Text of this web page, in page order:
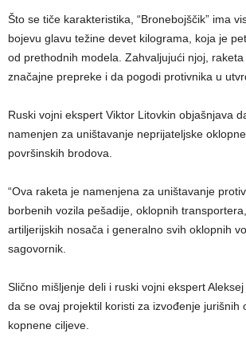
Što se tiče karakteristika, “Bronebojščik” ima
bojevu glavu težine devet kilograma, koja je
od prethodnih modela. Zahvaljujući njoj,
značajne prepreke i da pogodi protivnika u
Ruski vojni ekspert Viktor Litovkin objašnjava
namenjen za uništavanje neprijateljske
površinskih brodova.
“Ova raketa je namenjena za uništavanje
borbenih vozila pešadije, oklopnih
artiljerijskih nosača i generalno svih oklopnih
sagovornik.
Slično mišljenje deli i ruski vojni ekspert
da se ovaj projektil koristi za izvođenje jurišnih
kopnene ciljeve.